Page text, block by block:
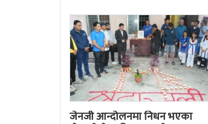
जेनजी आन्दोलनमा निधन भएका